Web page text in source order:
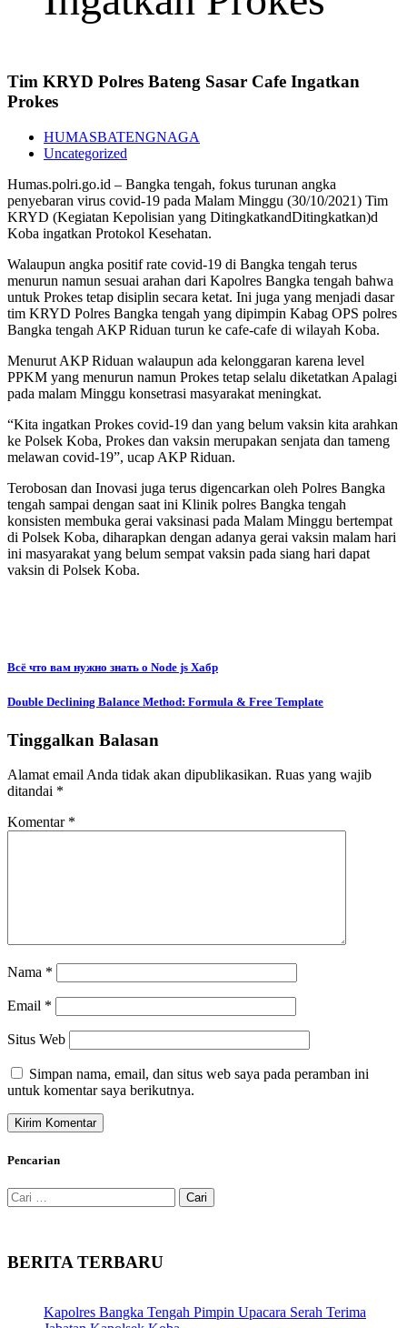
Tim KRYD Polres Bateng Sasar Cafe Ingatkan
Prokes
HUMASBATENGNAGA
Uncategorized
Humas.polri.go.id – Bangka tengah, fokus turunan angka
penyebaran virus covid-19 pada Malam Minggu (30/10/2021) Tim
KRYD (Kegiatan Kepolisian yang DitingkatkandDitingkatkan)d
Koba ingatkan Protokol Kesehatan.
Walaupun angka positif rate covid-19 di Bangka tengah terus
menurun namun sesuai arahan dari Kapolres Bangka tengah bahwa
untuk Prokes tetap disiplin secara ketat. Ini juga yang menjadi dasar
tim KRYD Polres Bangka tengah yang dipimpin Kabag OPS polres
Bangka tengah AKP Riduan turun ke cafe-cafe di wilayah Koba.
Menurut AKP Riduan walaupun ada kelonggaran karena level
PPKM yang menurun namun Prokes tetap selalu diketatkan Apalagi
pada malam Minggu konsetrasi masyarakat meningkat.
“Kita ingatkan Prokes covid-19 dan yang belum vaksin kita arahkan
ke Polsek Koba, Prokes dan vaksin merupakan senjata dan tameng
melawan covid-19”, ucap AKP Riduan.
Terobosan dan Inovasi juga terus digencarkan oleh Polres Bangka
tengah sampai dengan saat ini Klinik polres Bangka tengah
konsisten membuka gerai vaksinasi pada Malam Minggu bertempat
di Polsek Koba, diharapkan dengan adanya gerai vaksin malam hari
ini masyarakat yang belum sempat vaksin pada siang hari dapat
vaksin di Polsek Koba.
Navigasi
pos
Всё что вам нужно знать о Node js Хабр
Double Declining Balance Method: Formula & Free Template
Tinggalkan Balasan
Alamat email Anda tidak akan dipublikasikan. Ruas yang wajib
ditandai *
Komentar *
Nama *
Email *
Situs Web
Simpan nama, email, dan situs web saya pada peramban ini
untuk komentar saya berikutnya.
Pencarian
Cari
untuk:
BERITA TERBARU
Kapolres Bangka Tengah Pimpin Upacara Serah Terima